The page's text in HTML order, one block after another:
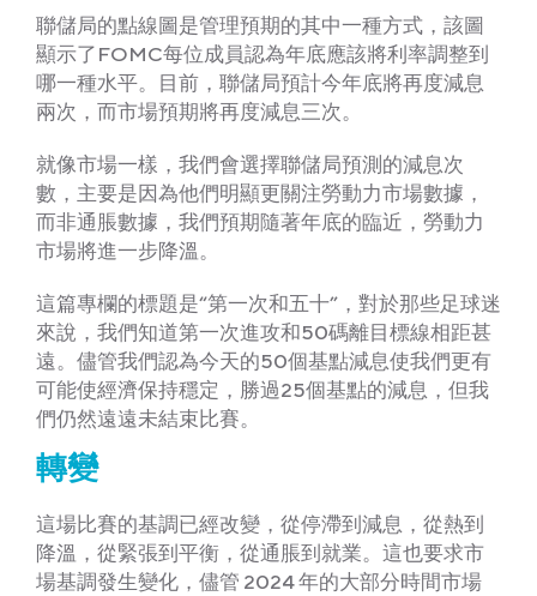
聯儲局的點線圖是管理預期的其中一種方式，該圖
顯示了FOMC每位成員認為年底應該將利率調整到
哪一種水平。目前，聯儲局預計今年底將再度減息
兩次，而市場預期將再度減息三次。
就像市場一樣，我們會選擇聯儲局預測的減息次
數，主要是因為他們明顯更關注勞動力市場數據，
而非通脹數據，我們預期隨著年底的臨近，勞動力
市場將進一步降溫。
這篇專欄的標題是“第一次和五十”，對於那些足球迷
來說，我們知道第一次進攻和50碼離目標線相距甚
遠。儘管我們認為今天的50個基點減息使我們更有
可能使經濟保持穩定，勝過25個基點的減息，但我
們仍然遠遠未結束比賽。
轉變
這場比賽的基調已經改變，從停滯到減息，從熱到
降溫，從緊張到平衡，從通脹到就業。這也要求市
場基調發生變化，儘管 2024 年的大部分時間市場